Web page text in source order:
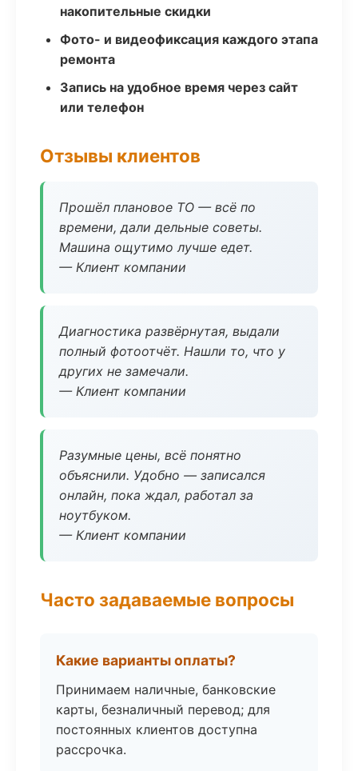
накопительные скидки
Фото- и видеофиксация каждого этапа
ремонта
Запись на удобное время через сайт
или телефон
Отзывы клиентов
Прошёл плановое ТО — всё по
времени, дали дельные советы.
Машина ощутимо лучше едет.
— Клиент компании
Диагностика развёрнутая, выдали
полный фотоотчёт. Нашли то, что у
других не замечали.
— Клиент компании
Разумные цены, всё понятно
объяснили. Удобно — записался
онлайн, пока ждал, работал за
ноутбуком.
— Клиент компании
Часто задаваемые вопросы
Какие варианты оплаты?
Принимаем наличные, банковские
карты, безналичный перевод; для
постоянных клиентов доступна
рассрочка.